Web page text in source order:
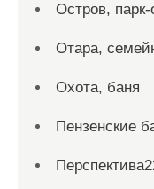
Остров, парк-
Отара,
Охота, баня
Пензенские